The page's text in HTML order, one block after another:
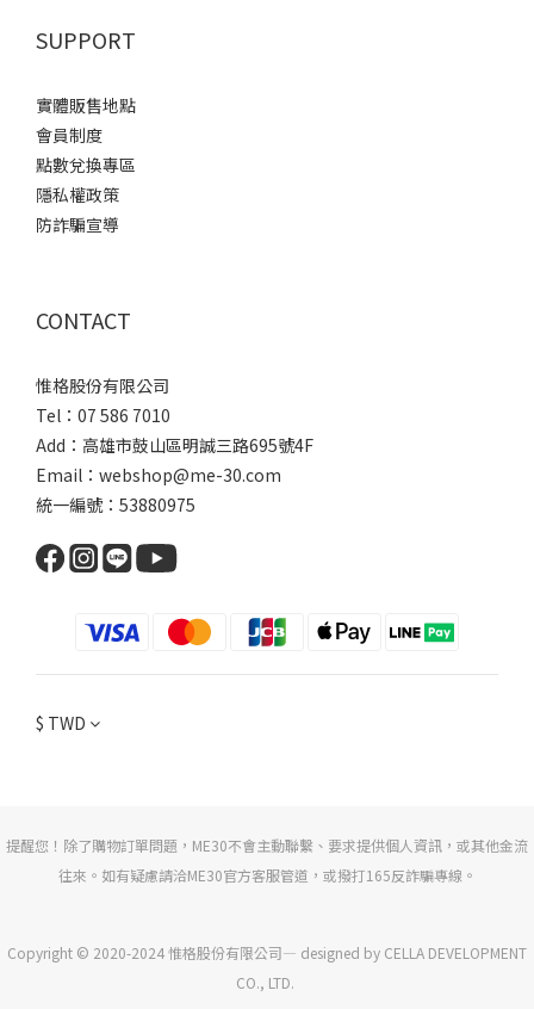
SUPPORT
實體販售地點
會員制度
點數兌換專區
隱私權政策
防詐騙宣導
CONTACT
惟格股份有限公司
Tel：07 586 7010
Add： 高雄市鼓山區明誠三路695號4F
Email：webshop@me-30.com
統一編號：53880975
$ TWD
提醒您！除了購物訂單問題，ME30不會主動聯繫、要求提供個人資訊，或其他金流
往來。如有疑慮請洽ME30官方客服管道，或撥打165反詐騙專線。
Copyright © 2020-2024 惟格股份有限公司— designed by CELLA DEVELOPMENT
CO., LTD.